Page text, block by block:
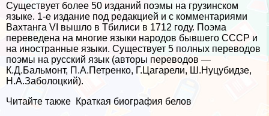
Существует более 50 изданий поэмы на грузинском
языке. 1-е издание под редакцией и с комментариями
Вахтанга VI вышло в Тбилиси в 1712 году. Поэма
переведена на многие языки народов бывшего СССР и
на иностранные языки. Существует 5 полных переводов
поэмы на русский язык (авторы переводов —
К.Д.Бальмонт, П.А.Петренко, Г.Цагарели, Ш.Нуцубидзе,
Н.А.Заболоцкий).
Читайте также Краткая биография белов